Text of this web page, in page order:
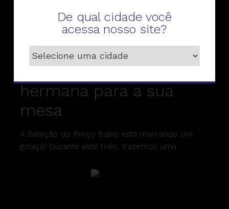
Sabores da Argentina: o
melhor da gastronomia
hermana para a sua
mesa
A Seleção do Preço Baixo está marcando um
golaço! Durante este mês, trazemos uma
De qual cidade você
acessa nosso site?